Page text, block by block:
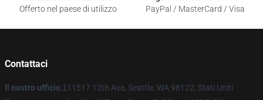
Offerto nel paese di utilizzo
PayPal / MasterCard / Visa
Contattaci
Il nostro ufficio:1 11517 12th Ave, Seattle, WA 98122, Stati Uniti